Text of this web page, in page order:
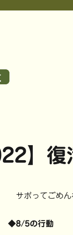
】
サボってごめん
◆8/5の行動